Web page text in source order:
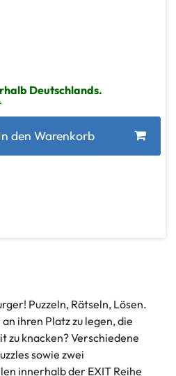
Deutschlands.
den Warenkorb
Puzzeln, Rätseln, Lösen.
ihren Platz zu legen, die
zu knacken? Verschiedene
sowie zwei
innerhalb der EXIT Reihe